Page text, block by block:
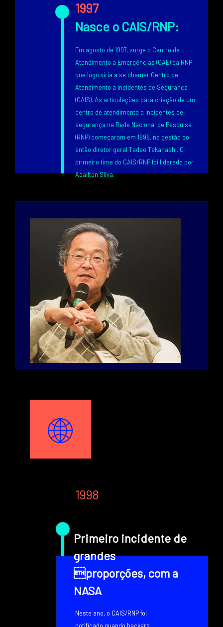
1997
Nasce o CAIS/RNP:
Em agosto de 1997, surge o Centro de
Atendimento a Emergências (CAE) da RNP,
que logo viria a se chamar Centro de
Atendimento a Incidentes de Segurança
(CAIS). As articulações para criação de um
centro de atendimento a incidentes de
segurança na Rede Nacional de Pesquisa
(RNP) começaram em 1996, na gestão do
então diretor geral Tadao Takahashi. O
primeiro time do CAIS/RNP foi liderado por
Adailton Silva.
Texto
Texto
1998
Primeiro incidente de
grandes
proporções, com a
NASA
Neste ano, o CAIS/RNP foi
notificado quando hackers,